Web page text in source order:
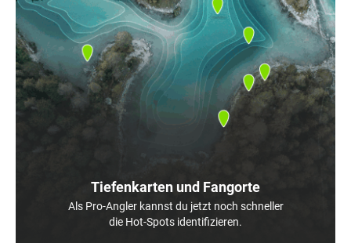
Tiefenkarten und Fangorte
Als Pro-Angler kannst du jetzt noch schneller
die Hot-Spots identifizieren.